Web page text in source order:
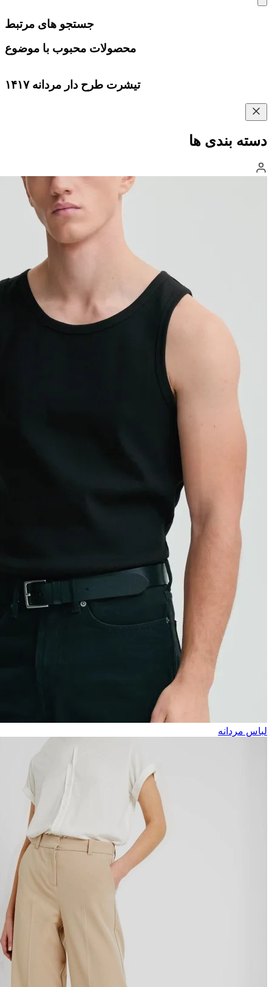
جستجو های مرتبط
محصولات محبوب با موضوع
تیشرت طرح دار مردانه ۱۴۱۷
دسته بندی ها
لباس مردانه